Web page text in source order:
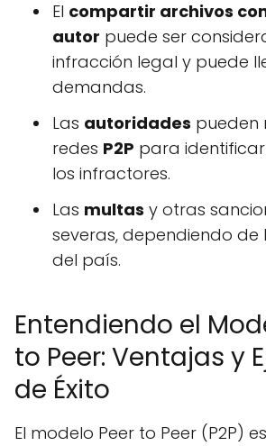
El compartir archivos
autor puede ser
infracción legal y puede
demandas.
Las autoridades pueden
redes P2P para
los infractores.
Las multas y otras
severas, dependiendo de
del país.
Entendiendo el
to Peer: Ventajas y
de Éxito
El modelo Peer to Peer (P2P)